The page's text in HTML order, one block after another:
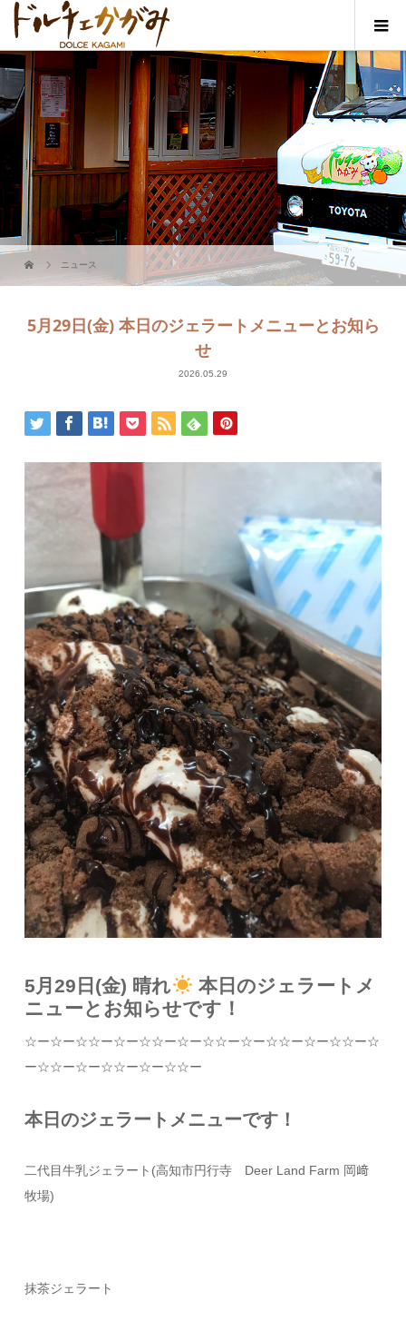
ニュース
5月29日(金) 本日のジェラートメニューとお知ら
せ
2026.05.29
5月29日(金) 晴れ
本日のジェラートメ
ニューとお知らせです！
☆ー☆ー☆☆ー☆ー☆☆ー☆ー☆☆ー☆ー☆☆ー☆ー☆☆ー☆
ー☆☆ー☆ー☆☆ー☆ー☆☆ー
本日のジェラートメニューです！
二代目牛乳ジェラート (高知市円行寺 Deer Land Farm 岡﨑
牧場)
抹茶ジェラート